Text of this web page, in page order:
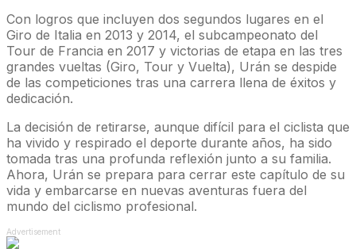
Con logros que incluyen dos segundos lugares en el
Giro de Italia en 2013 y 2014, el subcampeonato del
Tour de Francia en 2017 y victorias de etapa en las tres
grandes vueltas (Giro, Tour y Vuelta), Urán se despide
de las competiciones tras una carrera llena de éxitos y
dedicación.
La decisión de retirarse, aunque difícil para el ciclista que
ha vivido y respirado el deporte durante años, ha sido
tomada tras una profunda reflexión junto a su familia.
Ahora, Urán se prepara para cerrar este capítulo de su
vida y embarcarse en nuevas aventuras fuera del
mundo del ciclismo profesional.
Advertisement